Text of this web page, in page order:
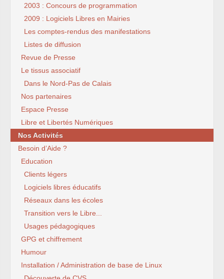
2003 : Concours de programmation
2009 : Logiciels Libres en Mairies
Les comptes-rendus des manifestations
Listes de diffusion
Revue de Presse
Le tissus associatif
Dans le Nord-Pas de Calais
Nos partenaires
Espace Presse
Libre et Libertés Numériques
Nos Activités
Besoin d’Aide ?
Education
Clients légers
Logiciels libres éducatifs
Réseaux dans les écoles
Transition vers le Libre...
Usages pédagogiques
GPG et chiffrement
Humour
Installation / Administration de base de Linux